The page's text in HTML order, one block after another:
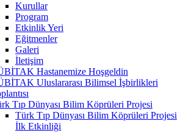
Kurullar
Program
Etkinlik Yeri
Eğitmenler
Galeri
İletişim
Hastanemize Hoşgeldin
Uluslararası Bilimsel İşbirlikleri
Tıp Dünyası Bilim Köprüleri Projesi
Türk Tıp Dünyası Bilim Köprüleri Projesi
İlk Etkinliği